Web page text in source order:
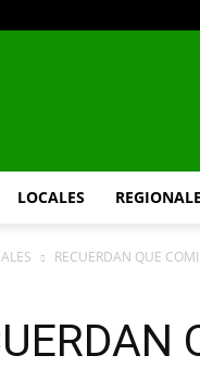
LOCALES
RECUERDAN QUE